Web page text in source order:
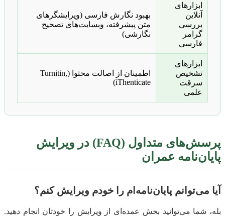
ابزارهای
آنلاین
بررسی
گرامر
فارسی
بهبود نگارش فارسی (ویرایشگرهای
متن پیشرفته، وبسایت‌های تصحیح
نگارشی)
ابزارهای
تشخیص
سرقت
علمی
اطمینان از اصالت محتوا (Turnitin,
iThenticate)
پرسش‌های متداول (FAQ) در ویرایش
پایان‌نامه عمران
آیا می‌توانم پایان‌نامه‌ام را خودم ویرایش کنم؟
بله، شما می‌توانید بخش عمده‌ای از ویرایش را خودتان انجام دهید.